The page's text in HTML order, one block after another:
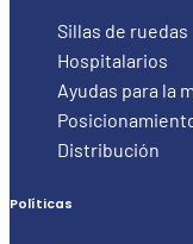
Sillas de ruedas
Hospitalarios
Ayudas para la
Distribución
Políticas